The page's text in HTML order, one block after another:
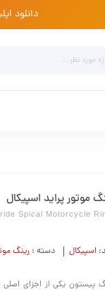
دانلود
موتور پراید اسپیکال
Spical Motorcycle
اسپیکال دسته : رینگ
پیستون یکی از اجزای